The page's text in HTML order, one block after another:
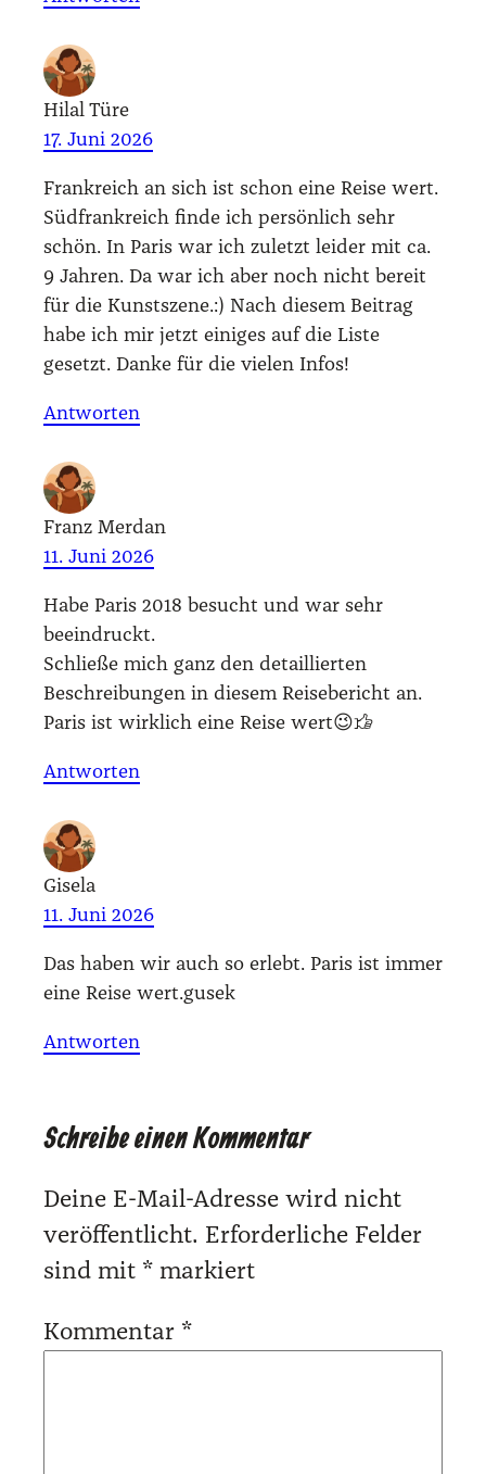
Hilal Türe
17. Juni 2026
Frank­reich an sich ist schon eine Rei­se wert.
Süd­frank­reich fin­de ich per­sön­lich sehr
schön. In Paris war ich zuletzt lei­der mit ca.
9 Jah­ren. Da war ich aber noch nicht bereit
für die Kunst­sze­ne.:) Nach die­sem Bei­trag
habe ich mir jetzt eini­ges auf die Lis­te
gesetzt. Dan­ke für die vie­len Infos!
Antworten
Franz Merdan
11. Juni 2026
Habe Paris 2018 besucht und war sehr
beein­druckt.
Schlie­ße mich ganz den detail­lier­ten
Beschrei­bun­gen in die­sem Rei­se­be­richt an.
Paris ist wirk­lich eine Rei­se wert😉👍
Antworten
Gisela
11. Juni 2026
Das haben wir auch so erlebt. Paris ist immer
eine Rei­se wert.gusek
Antworten
Schreibe einen Kommentar
Deine E-Mail-Adresse wird nicht
veröffentlicht. Erforderliche Felder
sind mit * markiert
Kommentar *